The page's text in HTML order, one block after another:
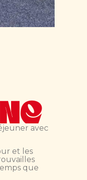
avec
et les
que